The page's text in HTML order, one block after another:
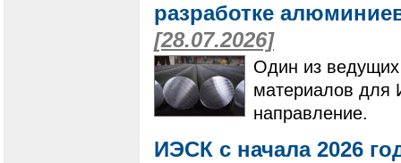
разработке
[28.07.2026]
Один из ведущих
материалов для
направление.
ИЭСК с начала 2026